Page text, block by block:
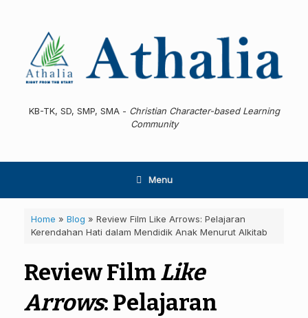
KB-TK, SD, SMP, SMA - Christian Character-based Learning
Community
Menu
Home » Blog » Review Film Like Arrows: Pelajaran
Kerendahan Hati dalam Mendidik Anak Menurut Alkitab
Review FilmLike
Arrows: Pelajaran